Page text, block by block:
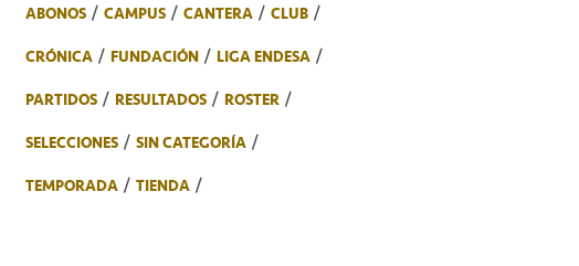
ABONOS CAMPUS CANTERA
CLUB
CRÓNICA
FUNDACIÓN
LIGA ENDESA
PARTIDOS
RESULTADOS
ROSTER
SELECCIONES
SIN CATEGORÍA
TEMPORADA
TIENDA